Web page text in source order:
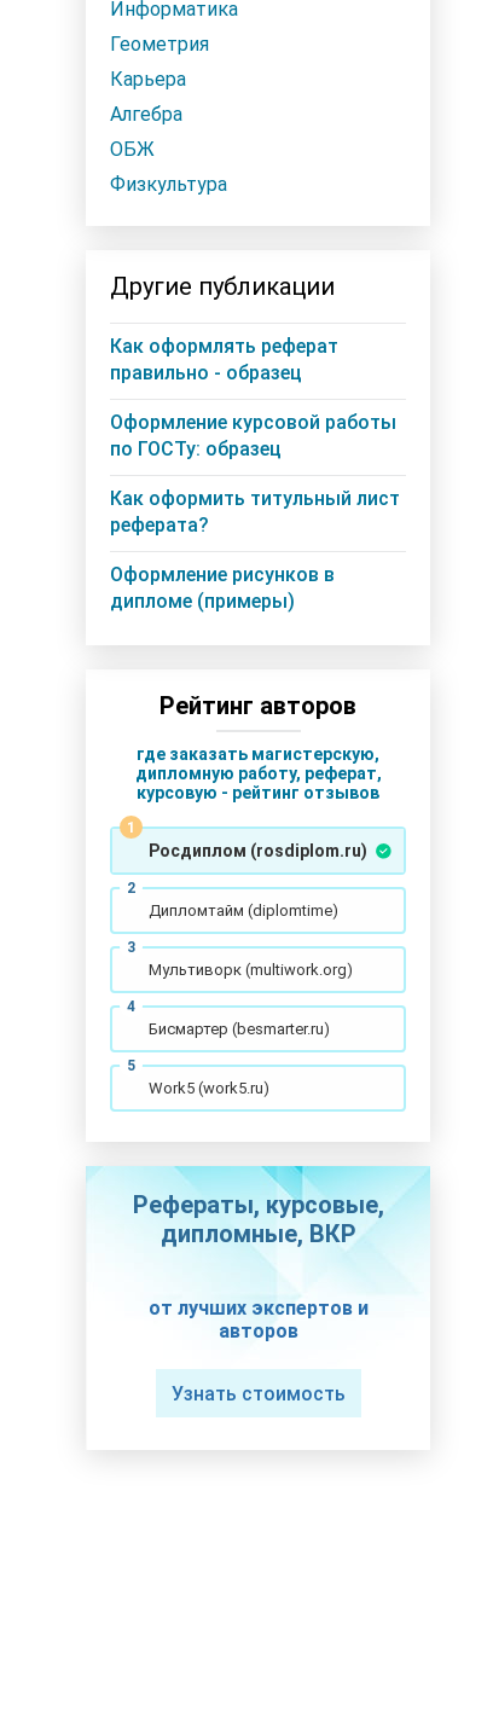
Информатика
Геометрия
Карьера
Алгебра
ОБЖ
Физкультура
Другие публикации
Как оформлять реферат
правильно - образец
Оформление курсовой работы
по ГОСТу: образец
Как оформить титульный лист
реферата?
Оформление рисунков в
дипломе (примеры)
Рейтинг авторов
где заказать магистерскую,
дипломную работу, реферат,
курсовую - рейтинг отзывов
Росдиплом (rosdiplom.ru)
Дипломтайм (diplomtime)
Мультиворк (multiwork.org)
Бисмартер (besmarter.ru)
Work5 (work5.ru)
Рефераты, курсовые,
дипломные, ВКР
от лучших экспертов и
авторов
Узнать стоимость